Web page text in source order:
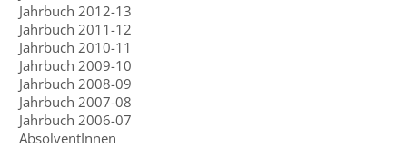
Jahrbuch 2012-13
Jahrbuch 2011-12
Jahrbuch 2010-11
Jahrbuch 2009-10
Jahrbuch 2008-09
Jahrbuch 2007-08
Jahrbuch 2006-07
AbsolventInnen